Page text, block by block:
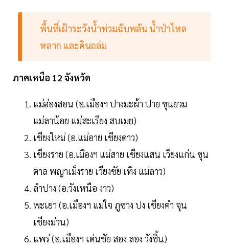
พื้นที่เฝ้าระวังน้ำท่วมฉับพลัน น้ำป่าไหล
หลาก และดินถล่ม
ภาคเหนือ 12 จังหวัด
แม่ฮ่องสอน (อ.เมืองฯ ปางมะผ้า ปาย ขุนยวม
แม่ลาน้อย แม่สะเรียง สบเมย)
เชียงใหม่ (อ.แม่อาย เชียงดาว)
เชียงราย (อ.เมืองฯ แม่สาย เชียงแสน เวียงแก่น ขุน
ตาล พญาเม็งราย เวียงชัย เทิง แม่ลาว)
ลำปาง (อ.วังเหนือ งาว)
พะเยา (อ.เมืองฯ แม่ใจ ภูซาง ปง เชียงคำ จุน
เชียงม่วน)
แพร่ (อ.เมืองฯ เด่นชัย สอง ลอง วังชิ้น)